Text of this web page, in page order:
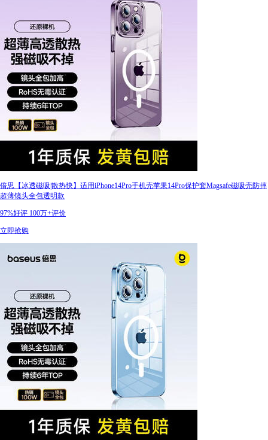
倍思【冰透磁吸|散热快】适用iPhone14Pro手机壳苹果14Pro保护套Magsafe磁吸壳防摔
超薄镜头全包透明款
97%好评 100万+评价
立即抢购